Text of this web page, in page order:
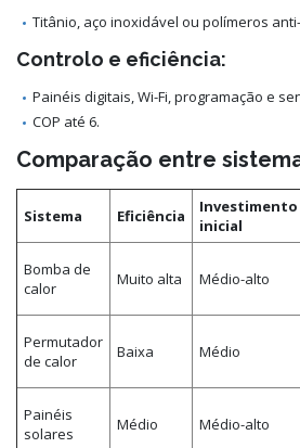
Titânio, aço inoxidável ou polímeros
Controlo e eficiência:
Painéis digitais, Wi-Fi, programação e
COP até 6.
Comparação entre
Sistema Eficiência
Investimento
inicial
Bomba de
calor
Muito alta Médio-alto
Permutador
de calor
Baixa Médio
Painéis
solares
Médio Médio-alto